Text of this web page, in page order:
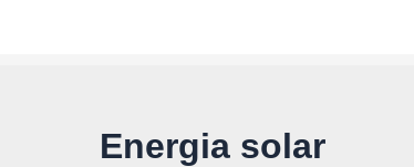
Energia solar